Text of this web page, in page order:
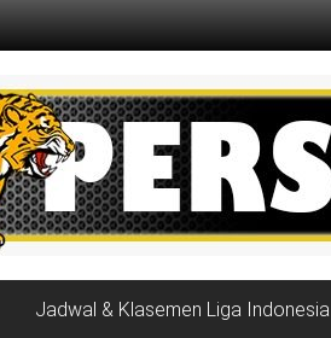
Jadwal & Klasemen Liga Indonesia